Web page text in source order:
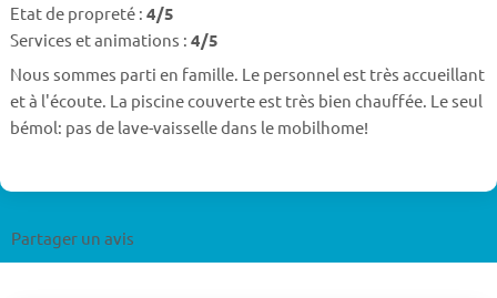
Etat de propreté : 4/5
Services et animations : 4/5
Nous sommes parti en famille. Le personnel est très accueillant
et à l'écoute. La piscine couverte est très bien chauffée. Le seul
bémol: pas de lave-vaisselle dans le mobilhome!
Partager un avis